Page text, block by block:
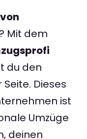
? Mit dem
du den
Dieses
ist
Umzüge
deinen